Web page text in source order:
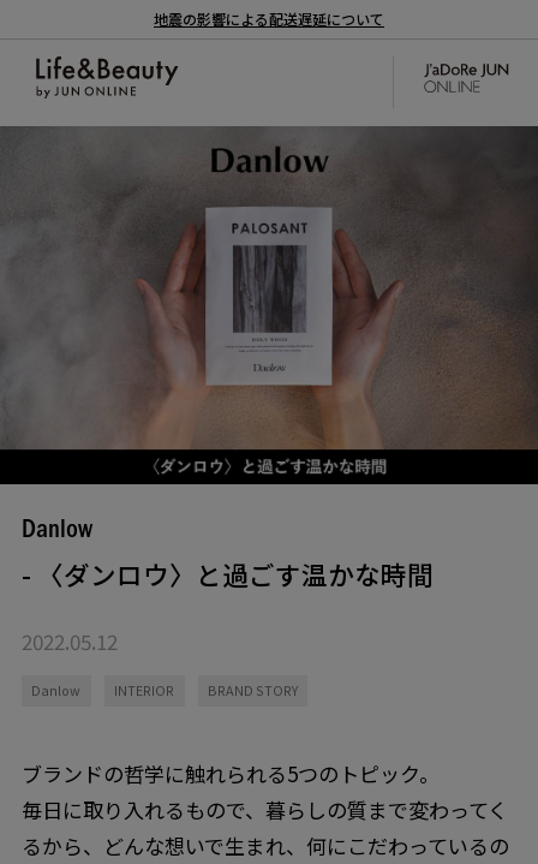
地震の影響による配送遅延について
Danlow
- 〈ダンロウ〉と過ごす温かな時間
2022.05.12
Danlow INTERIOR BRAND STORY
ブランドの哲学に触れられる5つのトピック。
毎日に取り入れるもので、暮らしの質まで変わってく
るから、どんな想いで生まれ、何にこだわっているの